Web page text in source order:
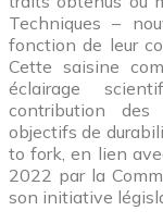
Techniques –
fonction de leur
Cette saisine
éclairage
contribution
objectifs de
to fork, en lien
2022 par la
son initiative